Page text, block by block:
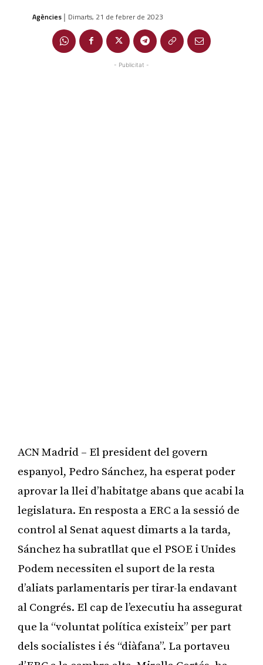
Agències | Dimarts, 21 de febrer de 2023
- Publicitat -
ACN Madrid – El president del govern
espanyol, Pedro Sánchez, ha esperat poder
aprovar la llei d’habitatge abans que acabi la
legislatura. En resposta a ERC a la sessió de
control al Senat aquest dimarts a la tarda,
Sánchez ha subratllat que el PSOE i Unides
Podem necessiten el suport de la resta
d’aliats parlamentaris per tirar-la endavant
al Congrés. El cap de l’executiu ha assegurat
que la “voluntat política existeix” per part
dels socialistes i és “diàfana”. La portaveu